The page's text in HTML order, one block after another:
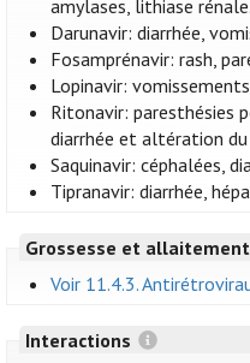
amylases, lithiase rénale.
Darunavir: diarrhée,
Fosamprénavir: rash,
Lopinavir:
Ritonavir: paresthésies
diarrhée et altération
Saquinavir: céphalées,
Tipranavir: diarrhée,
Grossesse et allaitement
Voir 11.4.3.
Interactions